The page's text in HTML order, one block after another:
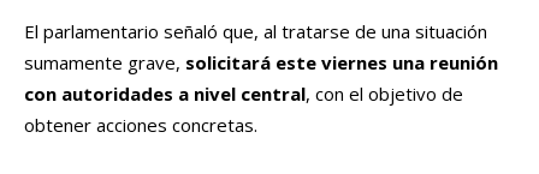
El parlamentario señaló que, al tratarse de una situación
sumamente grave, solicitará este viernes una reunión
con autoridades a nivel central, con el objetivo de
obtener acciones concretas.